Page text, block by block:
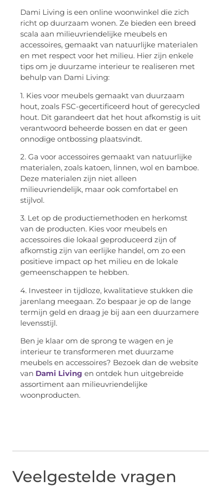
Dami Living is een online woonwinkel die zich
richt op duurzaam wonen. Ze bieden een breed
scala aan milieuvriendelijke meubels en
accessoires, gemaakt van natuurlijke materialen
en met respect voor het milieu. Hier zijn enkele
tips om je duurzame interieur te realiseren met
behulp van Dami Living:
1. Kies voor meubels gemaakt van duurzaam
hout, zoals FSC-gecertificeerd hout of gerecycled
hout. Dit garandeert dat het hout afkomstig is uit
verantwoord beheerde bossen en dat er geen
onnodige ontbossing plaatsvindt.
2. Ga voor accessoires gemaakt van natuurlijke
materialen, zoals katoen, linnen, wol en bamboe.
Deze materialen zijn niet alleen
milieuvriendelijk, maar ook comfortabel en
stijlvol.
3. Let op de productiemethoden en herkomst
van de producten. Kies voor meubels en
accessoires die lokaal geproduceerd zijn of
afkomstig zijn van eerlijke handel, om zo een
positieve impact op het milieu en de lokale
gemeenschappen te hebben.
4. Investeer in tijdloze, kwalitatieve stukken die
jarenlang meegaan. Zo bespaar je op de lange
termijn geld en draag je bij aan een duurzamere
levensstijl.
Ben je klaar om de sprong te wagen en je
interieur te transformeren met duurzame
meubels en accessoires? Bezoek dan de website
van Dami Living en ontdek hun uitgebreide
assortiment aan milieuvriendelijke
woonproducten.
Veelgestelde vragen